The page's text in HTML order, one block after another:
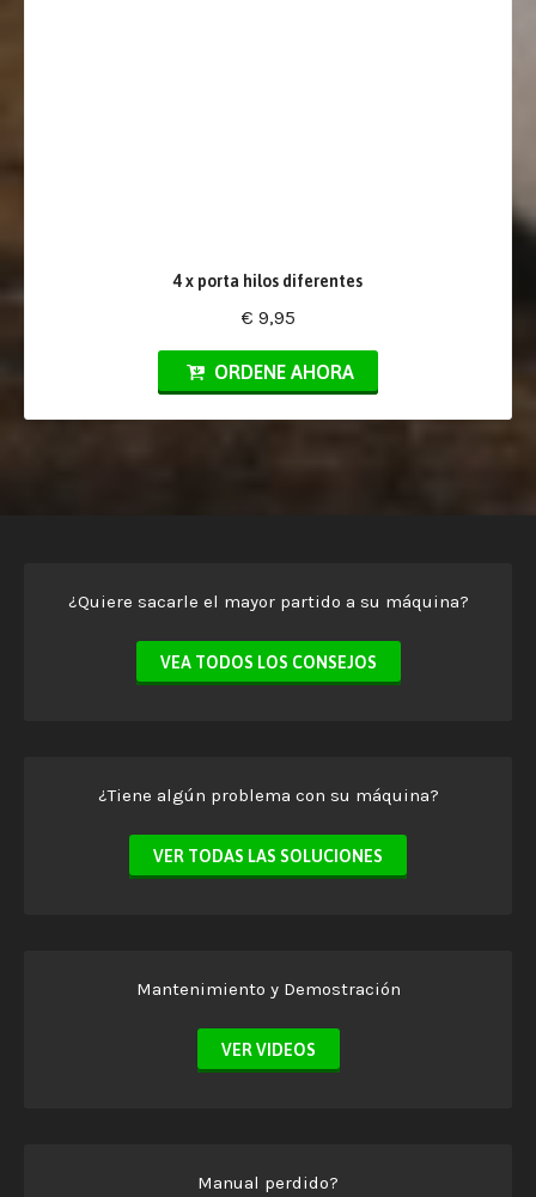
4 x porta hilos diferentes
€ 9,95
ORDENE AHORA
¿Quiere sacarle el mayor partido a su máquina?
VEA TODOS LOS CONSEJOS
¿Tiene algún problema con su máquina?
VER TODAS LAS SOLUCIONES
Mantenimiento y Demostración
VER VIDEOS
Manual perdido?